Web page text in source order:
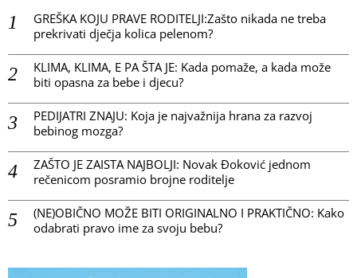
GREŠKA KOJU PRAVE RODITELJI:Zašto nikada ne treba
prekrivati dječja kolica pelenom?
KLIMA, KLIMA, E PA ŠTA JE: Kada pomaže, a kada može
biti opasna za bebe i djecu?
PEDIJATRI ZNAJU: Koja je najvažnija hrana za razvoj
bebinog mozga?
ZAŠTO JE ZAISTA NAJBOLJI: Novak Đoković jednom
rečenicom posramio brojne roditelje
(NE)OBIČNO MOŽE BITI ORIGINALNO I PRAKTIČNO: Kako
odabrati pravo ime za svoju bebu?